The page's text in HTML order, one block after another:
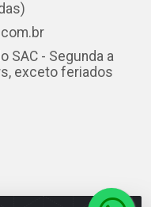
SAC - Segunda a
exceto feriados